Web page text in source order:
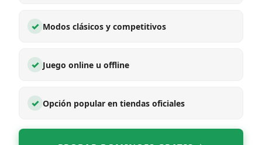
✓ Modos clásicos y competitivos
✓ Juego online u offline
✓ Opción popular en tiendas oficiales